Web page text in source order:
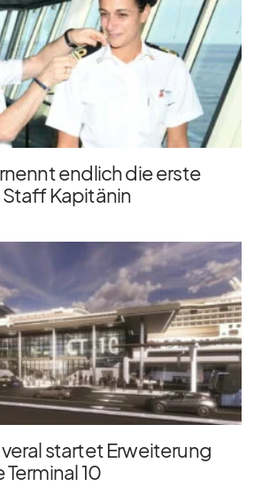
endlich die erste
Kapitänin
startet Erweiterung
Terminal 10